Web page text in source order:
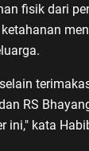
fisik dari
RS
ini," kata